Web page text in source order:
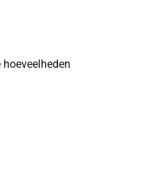
quantity ordered